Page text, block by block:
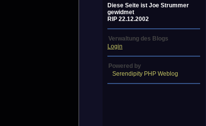
Diese Seite ist Joe Strummer
gewidmet
RIP 22.12.2002
Verwaltung des Blogs
Login
Powered by
Serendipity PHP Weblog